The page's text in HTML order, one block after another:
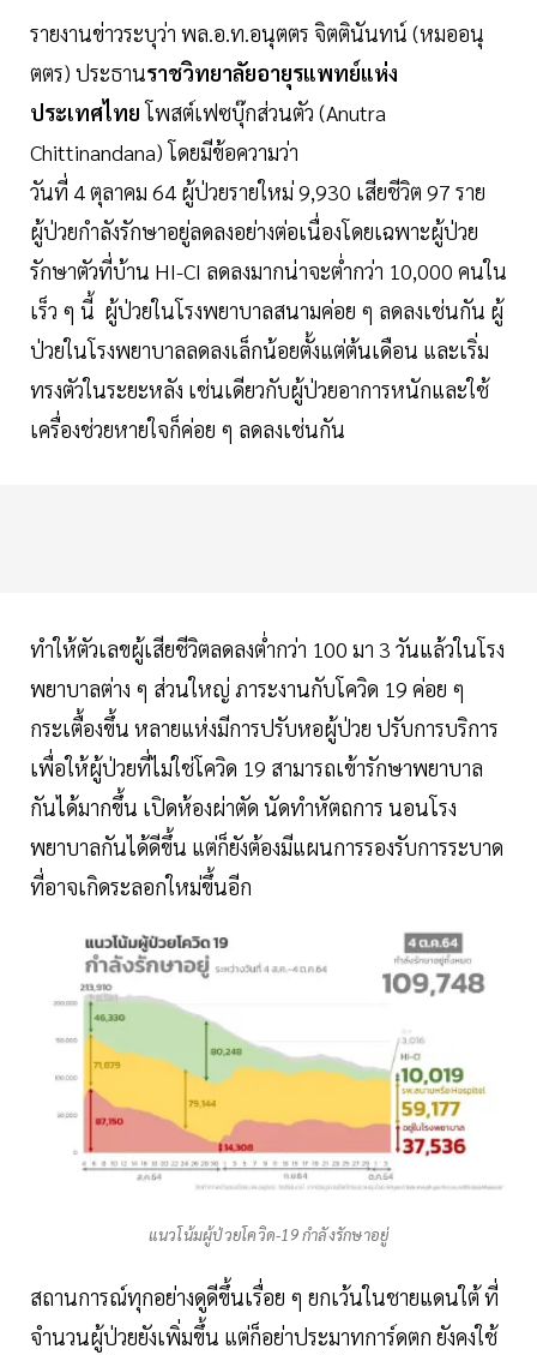
รายงานข่าวระบุว่า พล.อ.ท.อนุตตร จิตตินันทน์ (หมออนุ
ตตร) ประธานราชวิทยาลัยอายุรแพทย์แห่ง
ประเทศไทยโพสต์เฟซบุ๊กส่วนตัว (Anutra
Chittinandana) โดยมีข้อความว่า
วันที่ 4 ตุลาคม 64 ผู้ป่วยรายใหม่ 9,930 เสียชีวิต 97 ราย
ผู้ป่วยกำลังรักษาอยู่ลดลงอย่างต่อเนื่องโดยเฉพาะผู้ป่วย
รักษาตัวที่บ้าน HI-CI ลดลงมากน่าจะต่ำกว่า 10,000 คนใน
เร็ว ๆ นี้ ผู้ป่วยในโรงพยาบาลสนามค่อย ๆ ลดลงเช่นกัน ผู้
ป่วยในโรงพยาบาลลดลงเล็กน้อยตั้งแต่ต้นเดือน และเริ่ม
ทรงตัวในระยะหลัง เช่นเดียวกับผู้ป่วยอาการหนักและใช้
เครื่องช่วยหายใจก็ค่อย ๆ ลดลงเช่นกัน
ทำให้ตัวเลขผู้เสียชีวิตลดลงต่ำกว่า 100 มา 3 วันแล้วในโรง
พยาบาลต่าง ๆ ส่วนใหญ่ ภาระงานกับโควิด 19 ค่อย ๆ
กระเตื้องขึ้น หลายแห่งมีการปรับหอผู้ป่วย ปรับการบริการ
เพื่อให้ผู้ป่วยที่ไม่ใช่โควิด 19 สามารถเข้ารักษาพยาบาล
กันได้มากขึ้น เปิดห้องผ่าตัด นัดทำหัตถการ นอนโรง
พยาบาลกันได้ดีขึ้น แต่ก็ยังต้องมีแผนการรองรับการระบาด
ที่อาจเกิดระลอกใหม่ขึ้นอีก
แนวโน้มผู้ป่วยโควิด-19 กำลังรักษาอยู่
สถานการณ์ทุกอย่างดูดีขึ้นเรื่อย ๆ ยกเว้นในชายแดนใต้ ที่
จำนวนผู้ป่วยยังเพิ่มขึ้น แต่ก็อย่าประมาทการ์ดตก ยังคงใช้